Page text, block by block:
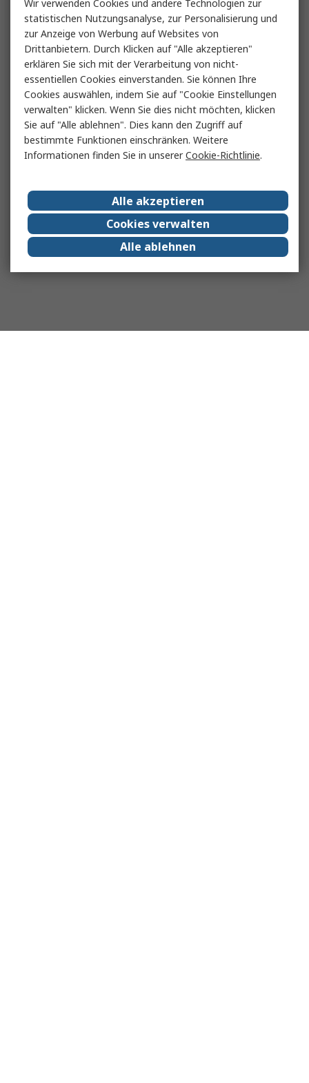
Wir verwenden Cookies und andere Technologien zur
statistischen Nutzungsanalyse, zur Personalisierung und
zur Anzeige von Werbung auf Websites von
Drittanbietern. Durch Klicken auf "Alle akzeptieren"
erklären Sie sich mit der Verarbeitung von nicht-
essentiellen Cookies einverstanden. Sie können Ihre
Cookies auswählen, indem Sie auf "Cookie Einstellungen
verwalten" klicken. Wenn Sie dies nicht möchten, klicken
Sie auf "Alle ablehnen". Dies kann den Zugriff auf
bestimmte Funktionen einschränken. Weitere
Informationen finden Sie in unsererCookie-Richtlinie.
Alle akzeptieren
Cookies verwalten
Alle ablehnen